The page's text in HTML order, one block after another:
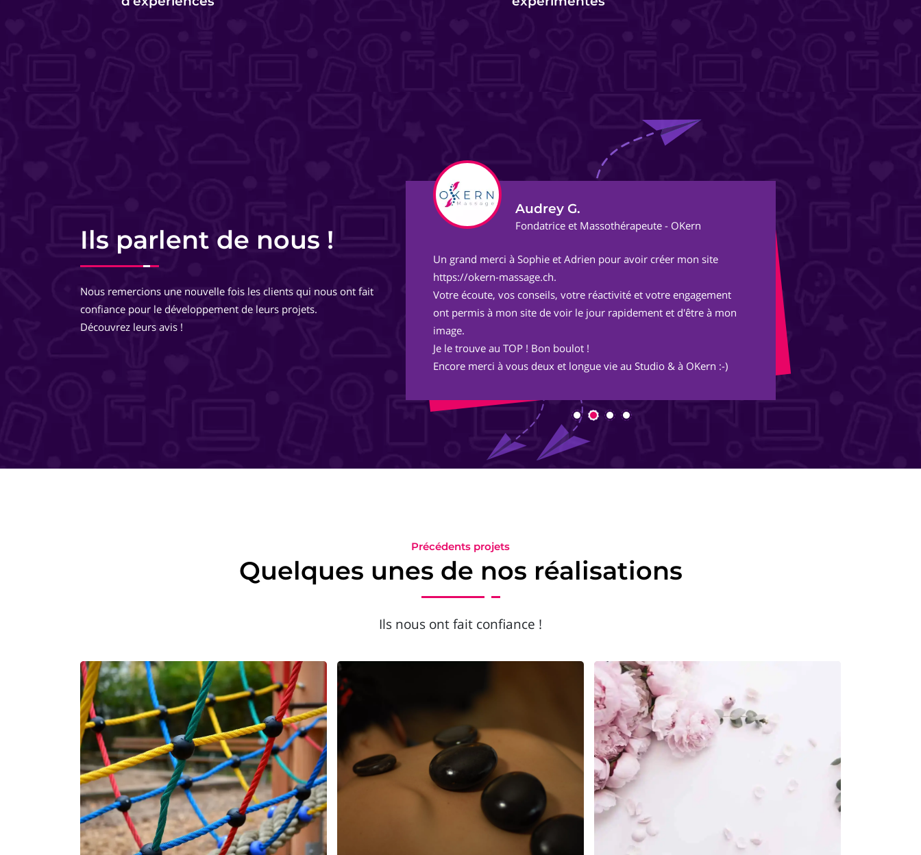
Ils parlent de nous !
Nous remercions une nouvelle fois les clients qui nous ont fait
confiance pour le développement de leurs projets.
Découvrez leurs avis !
Equipe très pro, très réactive. De très bons conseils, des
travailler avec eux ! Ils pensent à tout ! Je recommande totalement,
même les yeux fermés !
Audrey G.
Fondatrice et Massothérapeute - OKern
Un grand merci à Sophie et Adrien pour avoir créer mon site
https://okern-massage.ch.
Votre écoute, vos conseils, votre réactivité et votre engagement
ont permis à mon site de voir le jour rapidement et d'être à mon
image.
Je le trouve au TOP ! Bon boulot !
Encore merci à vous deux et longue vie au Studio & à OKern :-)
Précédents projets
Quelques unes de nos réalisations
Ils nous ont fait confiance !